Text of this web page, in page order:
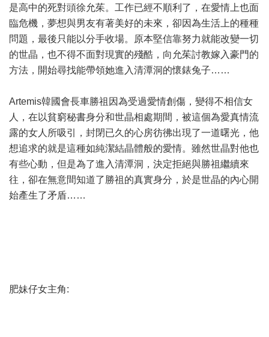
是高中的死對頭徐允茱。工作已經不順利了，在愛情上也面
臨危機，夢想與男友有著美好的未來，卻因為生活上的種種
問題，最後只能以分手收場。原本堅信靠努力就能改變一切
的世晶，也不得不面對現實的殘酷，向允茱討教嫁入豪門的
方法，開始尋找能帶領她進入清潭洞的懷錶兔子……
Artemis韓國會長車勝祖因為受過愛情創傷，變得不相信女
人，在以貧窮秘書身分和世晶相處期間，被這個為愛真情流
露的女人所吸引，封閉已久的心房彷彿出現了一道曙光，他
想追求的就是這種如純潔結晶體般的愛情。雖然世晶對他也
有些心動，但是為了進入清潭洞，決定拒絕與勝祖繼續來
往，卻在無意間知道了勝祖的真實身分，於是世晶的內心開
始產生了矛盾……
肥妹仔女主角: